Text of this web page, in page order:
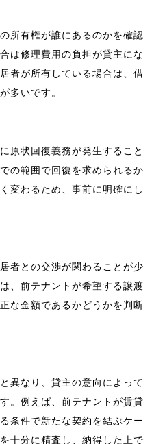
所有権が誰にあるのかを確認
は修理費用の負担が貸主にな
者が所有している場合は、借
多いです。
原状回復義務が発生すること
の範囲で回復を求められるか
変わるため、事前に明確にし
者との交渉が関わることが少
、前テナントが希望する譲渡
な金額であるかどうかを判断
異なり、貸主の意向によって
。例えば、前テナントが賃貸
条件で新たな契約を結ぶケー
十分に精査し、納得した上で